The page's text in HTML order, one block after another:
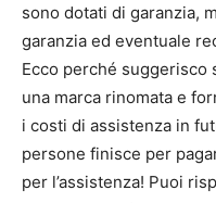
sono dotati di garanzia,
garanzia ed eventuale
Ecco perché
una marca rinomata e
i costi di assistenza in
persone finisce per
per l’assistenza! Puoi